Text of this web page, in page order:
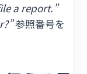
a report.”
参照番号を